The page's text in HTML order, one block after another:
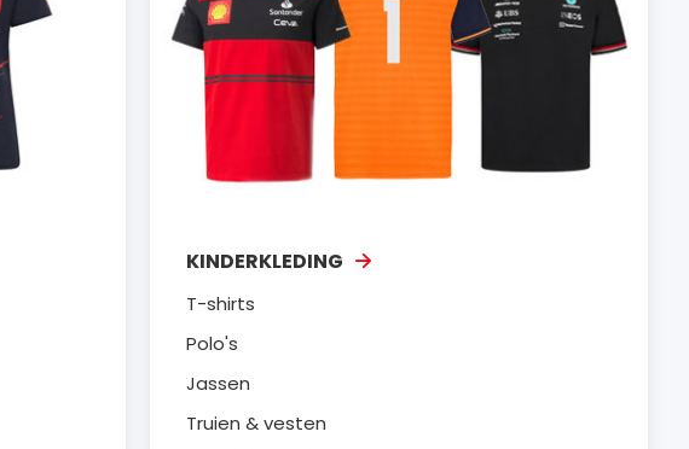
KINDERKLEDING
T-shirts
Polo's
Jassen
Truien & vesten